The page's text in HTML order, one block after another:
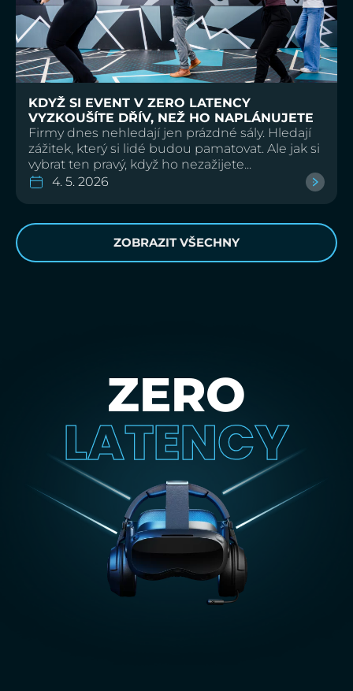
KDYŽ SI EVENT V ZERO LATENCY
VYZKOUŠÍTE DŘÍV, NEŽ HO NAPLÁNUJETE
Firmy dnes nehledají jen prázdné sály. Hledají
zážitek, který si lidé budou pamatovat. Ale jak si
vybrat ten pravý, když ho nezažijete...
4. 5. 2026
ZOBRAZIT VŠECHNY
ZERO
LATENCY